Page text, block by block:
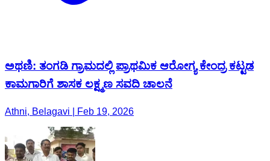
ಅಥಣಿ: ತಂಗಡಿ ಗ್ರಾಮದಲ್ಲಿ ಪ್ರಾಥಮಿಕ ಆರೋಗ್ಯ ಕೇಂದ್ರ ಕಟ್ಟಡ
ಕಾಮಗಾರಿಗೆ ಶಾಸಕ ಲಕ್ಷ್ಮಣ ಸವದಿ ಚಾಲನೆ
Athni, Belagavi | Feb 19, 2026